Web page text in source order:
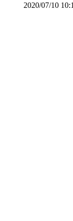
2020/07/10